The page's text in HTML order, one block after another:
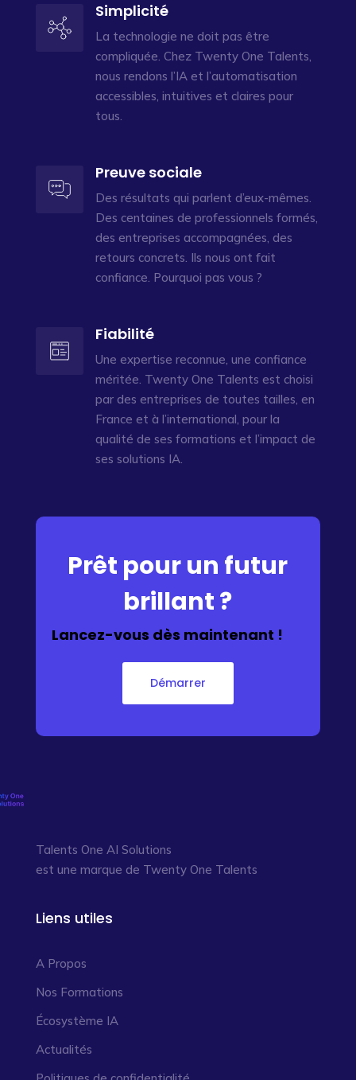
Simplicité
La technologie ne doit pas être
compliquée. Chez Twenty One Talents,
nous rendons l’IA et l’automatisation
accessibles, intuitives et claires pour
tous.
Preuve sociale
Des résultats qui parlent d’eux-mêmes.
Des centaines de professionnels formés,
des entreprises accompagnées, des
retours concrets. Ils nous ont fait
confiance. Pourquoi pas vous ?
Fiabilité
Une expertise reconnue, une confiance
méritée. Twenty One Talents est choisi
par des entreprises de toutes tailles, en
France et à l’international, pour la
qualité de ses formations et l’impact de
ses solutions IA.
Prêt pour un futur
brillant ?
Lancez-vous dès maintenant !
Démarrer
Talents One AI Solutions
est une marque de Twenty One Talents
Liens utiles
A Propos
Nos Formations
Écosystème IA
Actualités